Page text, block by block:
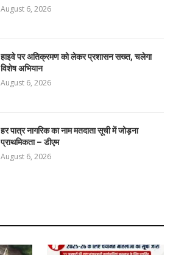
August 6, 2026
हाइवे पर अतिक्रमण को लेकर प्रशासन सख्त, चलेगा
विशेष अभियान
August 6, 2026
हर पात्र नागरिक का नाम मतदाता सूची में जोड़ना
प्राथमिकता – डीएम
August 6, 2026